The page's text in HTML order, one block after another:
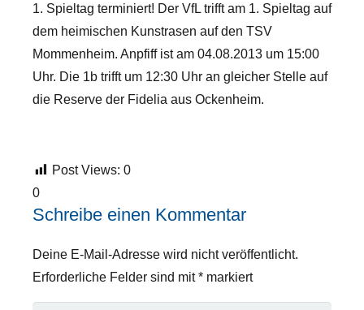
1. Spieltag terminiert! Der VfL trifft am 1. Spieltag auf
dem heimischen Kunstrasen auf den TSV
Mommenheim. Anpfiff ist am 04.08.2013 um 15:00
Uhr. Die 1b trifft um 12:30 Uhr an gleicher Stelle auf
die Reserve der Fidelia aus Ockenheim.
Post Views: 0
0
Schreibe einen Kommentar
Deine E-Mail-Adresse wird nicht veröffentlicht.
Erforderliche Felder sind mit* markiert